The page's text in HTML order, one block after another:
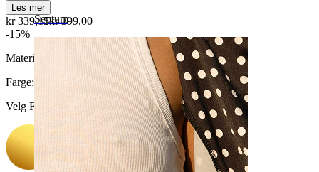
Septum
Les mer
kr 339,15kr 399,00
-15%
Materiale:
Farge:
Velg Farge